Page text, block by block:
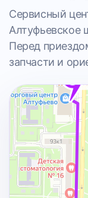
Сервисный
Алтуфьевское
Перед
запчасти и